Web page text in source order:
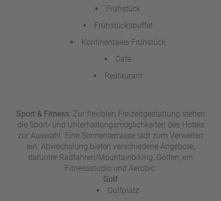
Frühstück
Frühstücksbuffet
Kontinentales Frühstück
Cafe
Restaurant
Sport & Fitness: Zur flexiblen Freizeitgestaltung stehen
die Sport- und Unterhaltungsmöglichkeiten des Hotels
zur Auswahl. Eine Sonnenterrasse lädt zum Verweilen
ein. Abwechslung bieten verschiedene Angebote,
darunter Radfahren/Mountainbiking, Golfen, ein
Fitnessstudio und Aerobic.
Golf
Golfplatz